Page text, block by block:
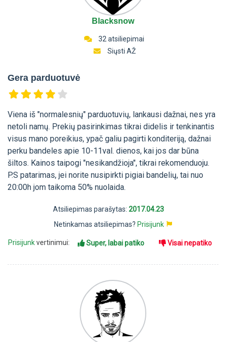
Blacksnow
32 atsiliepimai
Siųsti AŽ
Gera parduotuvė
Viena iš "normalesnių" parduotuvių, lankausi dažnai, nes yra
netoli namų. Prekių pasirinkimas tikrai didelis ir tenkinantis
visus mano poreikius, ypač galiu pagirti konditeriją, dažnai
perku bandeles apie 10-11val. dienos, kai jos dar būna
šiltos. Kainos taipogi "nesikandžioja", tikrai rekomenduoju.
P.S patarimas, jei norite nusipirkti pigiai bandelių, tai nuo
20:00h jom taikoma 50% nuolaida.
Atsiliepimas parašytas: 2017.04.23
Netinkamas atsiliepimas? Prisijunk
Prisijunkvertinimui: Super, labai patiko Visai nepatiko